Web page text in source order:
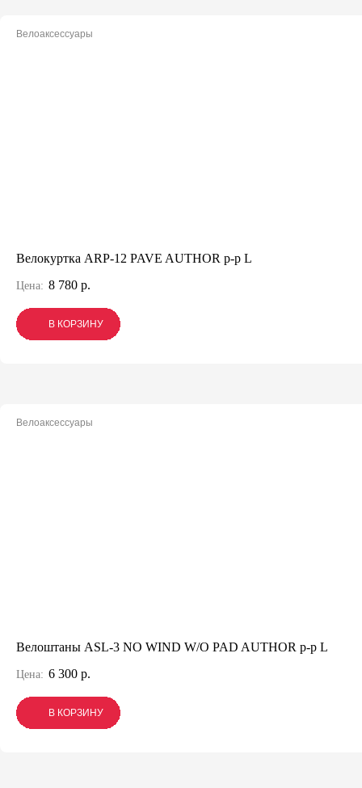
Велоаксессуары
Велокуртка ARP-12 PAVE AUTHOR р-р L
Цена: 8 780 р.
В КОРЗИНУ
В КОРЗИНУ
В КОРЗИНУ
Велоаксессуары
Велоштаны ASL-3 NO WIND W/O PAD AUTHOR р-р L
Цена: 6 300 р.
В КОРЗИНУ
В КОРЗИНУ
В КОРЗИНУ